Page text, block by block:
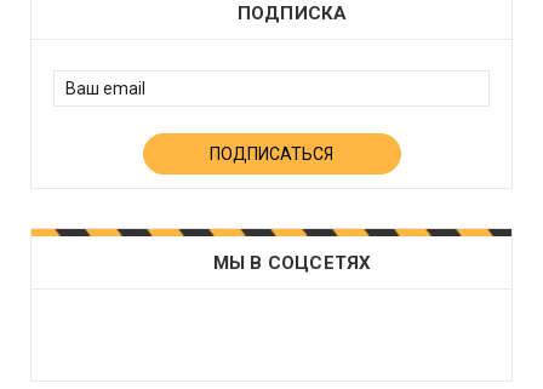
ПОДПИСКА
МЫ В СОЦСЕТЯХ